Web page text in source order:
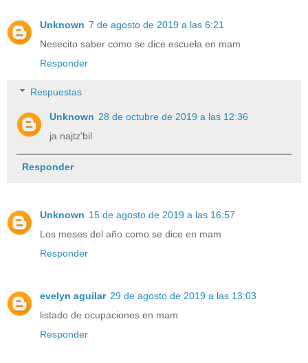
Unknown 7 de agosto de 2019 a las 6:21
Nesecito saber como se dice escuela en mam
Responder
Respuestas
Unknown 28 de octubre de 2019 a las 12:36
ja najtz'bil
Responder
Unknown 15 de agosto de 2019 a las 16:57
Los meses del año como se dice en mam
Responder
evelyn aguilar 29 de agosto de 2019 a las 13:03
listado de ocupaciones en mam
Responder